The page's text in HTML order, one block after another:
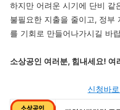
하지만 어려운 시기에 단비 같
불필요한 지출을 줄이고, 정부
를 기회로 만들어나가시길 바
소상공인 여러분, 힘내세요!
신청바